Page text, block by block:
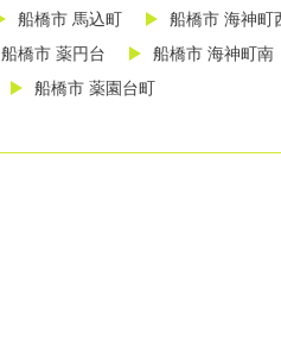
船橋市 馬込町
船橋市 海神町
船橋市 薬円台
船橋市 海神町南
船橋市 薬園台町